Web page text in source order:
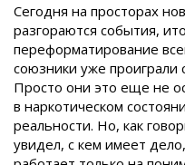
Сегодня на просторах
разгораются события,
переформатирование
союзники уже проиграли
Просто они это еще не
в наркотическом
реальности. Но, как
увидел, с кем имеет